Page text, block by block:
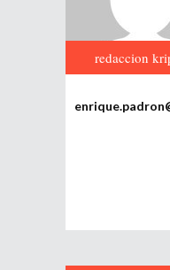
redaccion